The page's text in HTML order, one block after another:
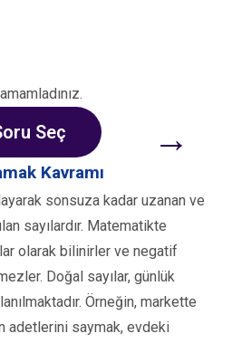
Seç →
Kavramı
sonsuza kadar uzanan ve
sayılardır. Matematikte
olarak bilinirler ve negatif
Doğal sayılar, günlük
Örneğin, markette
adetlerini saymak, evdeki